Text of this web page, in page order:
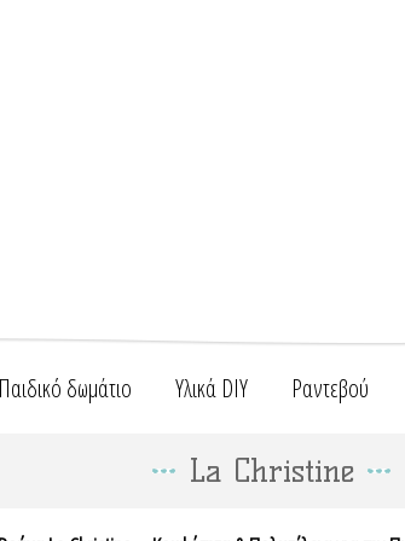
δωμάτιο Υλικά DIY Ραντεβού
La Christine